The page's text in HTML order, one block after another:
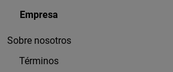
Empresa
Sobre nosotros
Términos